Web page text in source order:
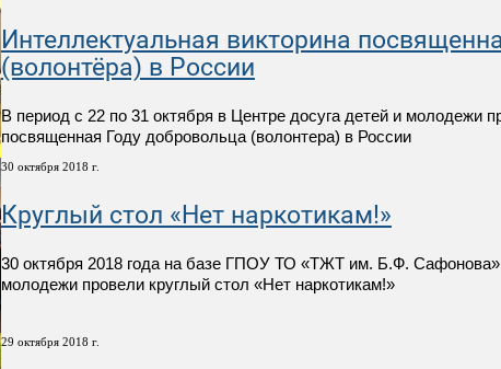
Интеллектуальная викторина
(волонтёра) в России
В период с 22 по 31 октября в Центре досуга детей и молодежи
посвященная Году добровольца (волонтера) в России
30 октября 2018 г.
Круглый стол «Нет наркотикам!»
30 октября 2018 года на базе ГПОУ ТО «ТЖТ им. Б.Ф. Сафонова»
молодежи провели круглый стол «Нет наркотикам!»
29 октября 2018 г.